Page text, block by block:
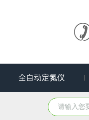
全自动定氮仪
HE-10L均质分散机